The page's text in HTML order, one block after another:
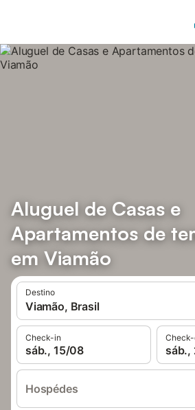
Aluguel de Casas e
Apartamentos de
em Viamão
Destino
Viamão, Brasil
Check-in
sáb., 15/08 sáb.,
Hospédes